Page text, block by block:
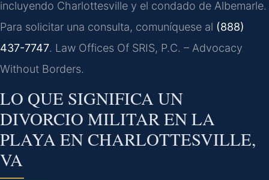
incluyendo Charlottesville y el condado de Albemarle.
Para solicitar una consulta, comuníquese al (888)
437-7747. Law Offices Of SRIS, P.C. – Advocacy
Without Borders.
LO QUE SIGNIFICA UN
DIVORCIO MILITAR EN LA
PLAYA EN CHARLOTTESVILLE,
VA